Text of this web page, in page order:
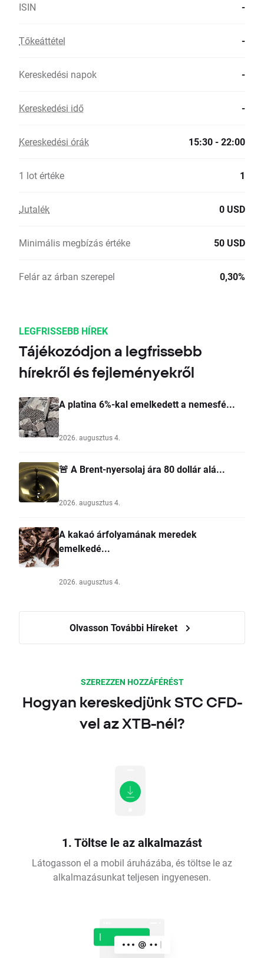
ISIN -
Tőkeáttétel -
Kereskedési napok -
Kereskedési idő -
Kereskedési órák 15:30 - 22:00
1 lot értéke 1
Jutalék 0 USD
Minimális megbízás értéke 50 USD
Felár az árban szerepel 0,30%
LEGFRISSEBB HÍREK
Tájékozódjon a legfrissebb
hírekről és fejleményekről
A platina 6%-kal emelkedett a nemesfé...
2026. augusztus 4.
🚨 A Brent-nyersolaj ára 80 dollár alá...
2026. augusztus 4.
A kakaó árfolyamának meredek
emelkedé...
2026. augusztus 4.
Olvasson További Híreket
SZEREZZEN HOZZÁFÉRÉST
Hogyan kereskedjünk STC CFD-
vel az XTB-nél?
1. Töltse le az alkalmazást
Látogasson el a mobil áruházába, és töltse le az
alkalmazásunkat teljesen ingyenesen.